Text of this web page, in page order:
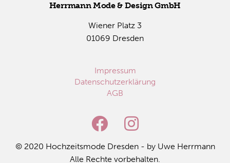
Herr­mann Mode & De­sign GmbH
Wie­ner Platz 3
01069 Dres­den
Impressum
Datenschutzerklärung
AGB
© 2020 Hoch­zeits­mo­de Dres­den - by Uwe Herr­mann
Alle Rech­te vor­be­hal­ten.